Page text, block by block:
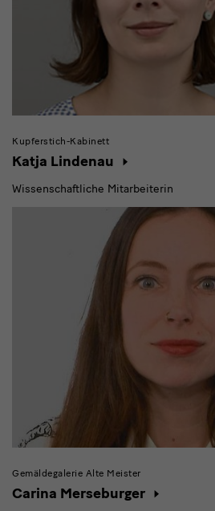
Kupferstich-Kabinett
Katja Lindenau
Wissenschaftliche Mitarbeiterin
Gemäldegalerie Alte Meister
Carina Merseburger